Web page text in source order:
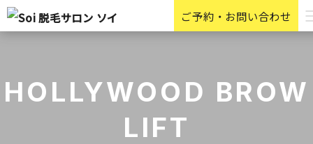
ご予約・お問い合わせ
HOLLYWOOD BROW
LIFT